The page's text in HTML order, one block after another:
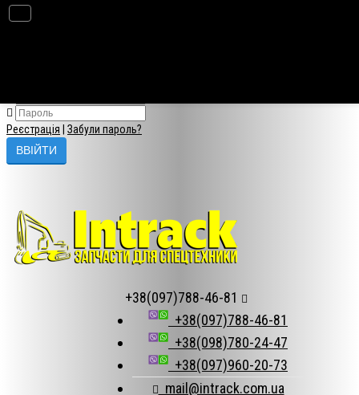
Реєстрація Забули пароль?
+38(097)788-46-81
+38(097)788-46-81
+38(098)780-24-47
+38(097)960-20-73
mail@intrack.com.ua